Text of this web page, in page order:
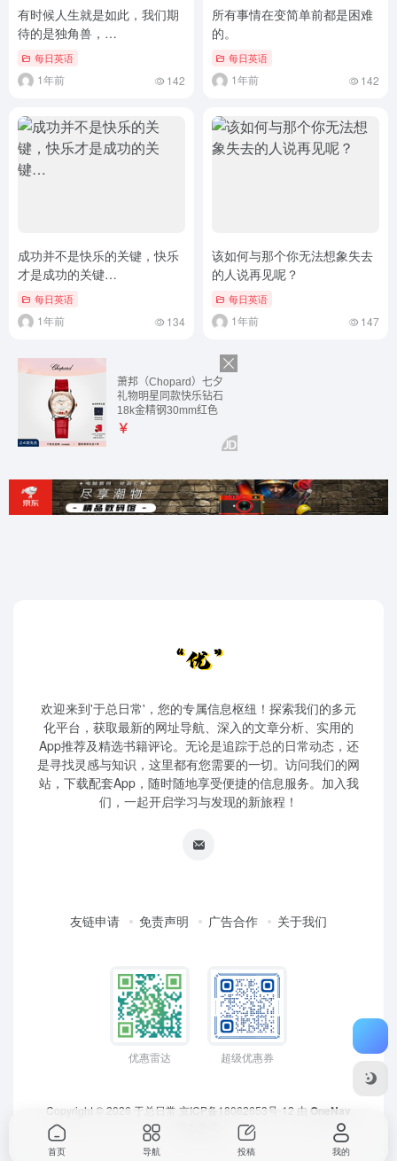
有时候人生就是如此，我们期
待的是独角兽，…
每日英语
1年前 142
所有事情在变简单前都是困难
的。
每日英语
1年前 142
成功并不是快乐的关键，快乐
才是成功的关键…
每日英语
1年前 134
该如何与那个你无法想象失去
的人说再见呢？
每日英语
1年前 147
欢迎来到'于总日常'，您的专属信息枢纽！探索我们的多元
化平台，获取最新的网址导航、深入的文章分析、实用的
App推荐及精选书籍评论。无论是追踪于总的日常动态，还
是寻找灵感与知识，这里都有您需要的一切。访问我们的网
站，下载配套App，随时随地享受便捷的信息服务。加入我
们，一起开启学习与发现的新旅程！
友链申请 免责声明 广告合作 关于我们
优惠雷达 超级优惠券
Copyright © 2026 于总日常 京ICP备18062653号-12 由 OneNav
首页 导航 投稿 我的